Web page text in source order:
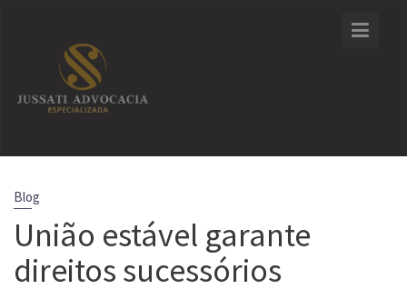
Blog
União estável garante
direitos sucessórios